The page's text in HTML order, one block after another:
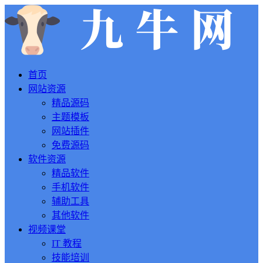
首页
网站资源
精品源码
主题模板
网站插件
免费源码
软件资源
精品软件
手机软件
辅助工具
其他软件
视频课堂
IT 教程
技能培训